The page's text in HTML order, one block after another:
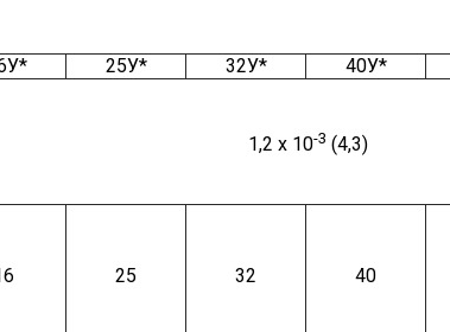
25У* 32У* 40У*
1,2 х 10-3 (4,3)
25 32 40